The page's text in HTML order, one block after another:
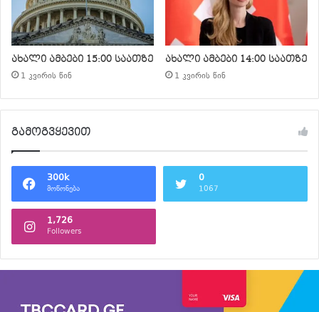
ახალი ამბები 15:00 საათზე
1 კვირის წინ
ახალი ამბები 14:00 საათზე
1 კვირის წინ
გამოგვყევით
300k
მოწონება
0
1067
1,726
Followers